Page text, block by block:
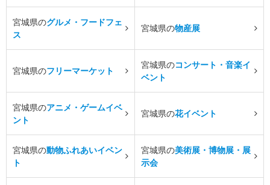
宮城県のグルメ・フードフェ
ス
宮城県の物産展
宮城県のフリーマーケット
宮城県のコンサート・音楽イ
ベント
宮城県のアニメ・ゲームイベ
ント
宮城県の花イベント
宮城県の動物ふれあいイベン
ト
宮城県の美術展・博物展・展
示会